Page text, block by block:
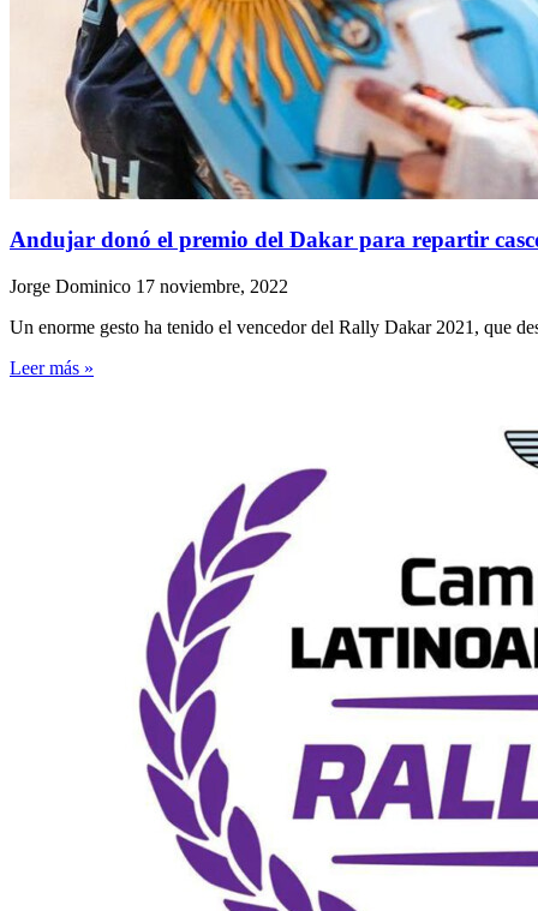
Andujar donó el premio del Dakar para repartir
Jorge Dominico 17 noviembre, 2022
Un enorme gesto ha tenido el vencedor del Rally Dakar 2021, que
Leer más »